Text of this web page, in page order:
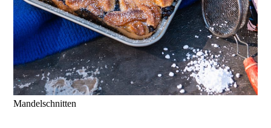
Mandelschnitten